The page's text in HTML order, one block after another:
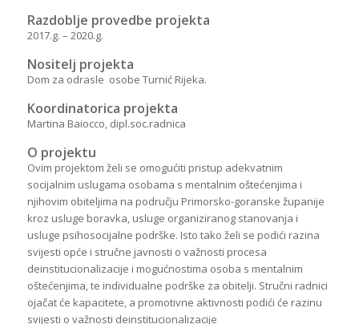
Razdoblje provedbe projekta
2017.g. – 2020.g.
Nositelj projekta
Dom za odrasle osobe Turnić Rijeka.
Koordinatorica projekta
Martina Baiocco, dipl.soc.radnica
O projektu
Ovim projektom želi se omogućiti pristup adekvatnim
socijalnim uslugama osobama s mentalnim oštećenjima i
njihovim obiteljima na području Primorsko-goranske županije
kroz usluge boravka, usluge organiziranog stanovanja i
usluge psihosocijalne podrške. Isto tako želi se podići razina
svijesti opće i stručne javnosti o važnosti procesa
deinstitucionalizacije i mogućnostima osoba s mentalnim
oštećenjima, te individualne podrške za obitelji. Stručni radnici
ojačat će kapacitete, a promotivne aktivnosti podići će razinu
svijesti o važnosti deinstitucionalizacije